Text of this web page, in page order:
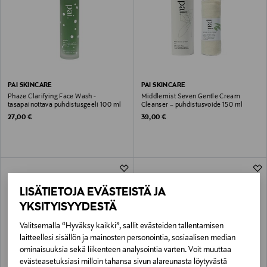
LISÄTIETOJA EVÄSTEISTÄ JA
YKSITYISYYDESTÄ
Valitsemalla “Hyväksy kaikki”, sallit evästeiden tallentamisen
laitteellesi sisällön ja mainosten personointia, sosiaalisen median
ominaisuuksia sekä liikenteen analysointia varten. Voit muuttaa
evästeasetuksiasi milloin tahansa sivun alareunasta löytyvästä
PAI SKINCARE
Phaze Clarifying Face Wash -
tasapainottava puhdistusgeeli 100 ml
Original Price
27,00 €
PAI SKINCARE
Middlemist Seven Gentle Cream
Cleanser – puhdistusvoide 150 ml
Original Price
39,00 €